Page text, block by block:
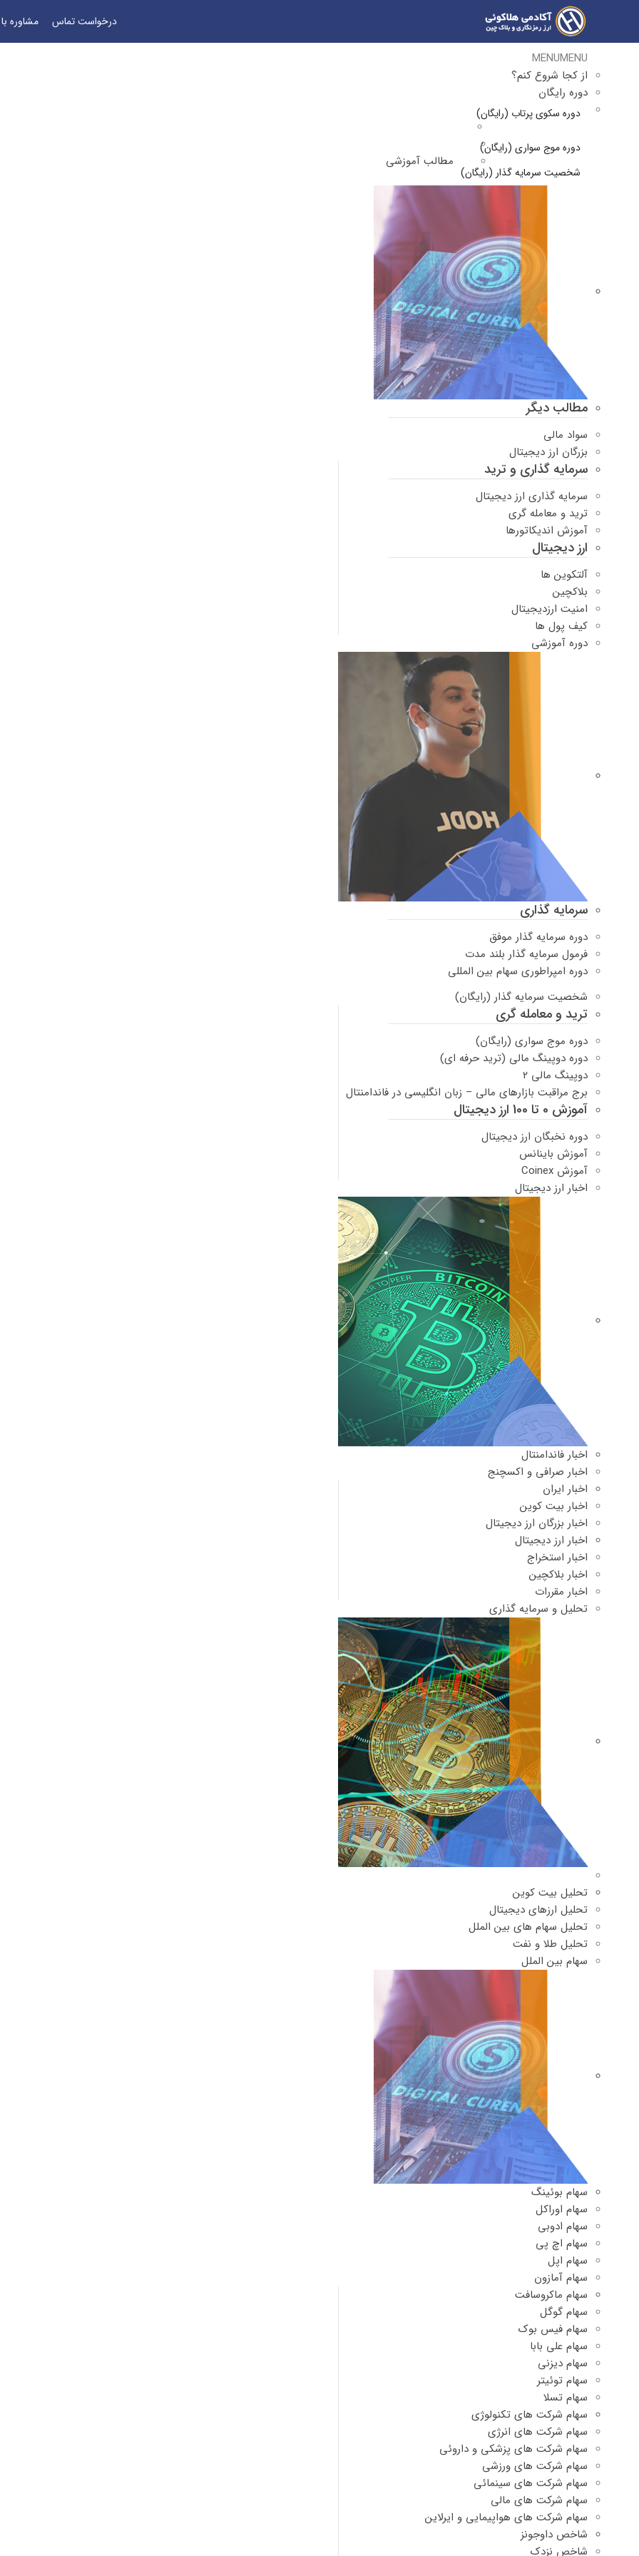
درخواست تماس مشاوره
MENUMENU
از کجا شروع کنم؟
دوره رایگان
دوره سکوی پرتاب (رایگان)
دوره موج سواری (رایگان)
شخصیت سرمایه گذار (رایگان)
مطالب آموزشی
مطالب دیگر
سواد مالی
بزرگان ارز دیجیتال
سرمایه گذاری و ترید
سرمایه گذاری ارز دیجیتال
ترید و معامله گری
آموزش اندیکاتورها
ارز دیجیتال
آلتکوین ها
بلاکچین
امنیت ارزدیجیتال
کیف پول ها
دوره‌ آموزشی
سرمایه گذاری
دوره سرمایه گذار موفق
فرمول سرمایه گذار بلند مدت
دوره امپراطوری سهام بین المللی
شخصیت سرمایه گذار (رایگان)
ترید و معامله گری
دوره موج سواری (رایگان)
دوره دوپینگ مالی (ترید حرفه ای)
دوپینگ مالی ۲
برج مراقبت بازارهای مالی – زبان انگلیسی در فاندامنتال
آموزش 0 تا 100 ارز دیجیتال
دوره نخبگان ارز دیجیتال
آموزش باینانس
آموزش Coinex
اخبار ارز دیجیتال
اخبار فاندامنتال
اخبار صرافی و اکسچنج
اخبار ایران
اخبار بیت کوین
اخبار بزرگان ارز دیجیتال
اخبار ارز دیجیتال
اخبار استخراج
اخبار بلاکچین
اخبار مقررات
تحلیل و سرمایه گذاری
تحلیل بیت کوین
تحلیل ارزهای دیجیتال
تحلیل سهام های بین الملل
تحلیل طلا و نفت
سهام بین الملل
سهام بوئینگ
سهام اوراکل
سهام ادوبی
سهام اچ پی
سهام اپل
سهام آمازون
سهام ماکروسافت
سهام گوگل
سهام فیس بوک
سهام علی بابا
سهام دیزنی
سهام توئیتر
سهام تسلا
سهام شرکت های تکنولوژی
سهام شرکت های انرژی
سهام شرکت های پزشکی و داروئی
سهام شرکت های ورزشی
سهام شرکت های سینمائی
سهام شرکت های مالی
سهام شرکت های هواپیمایی و ایرلاین
شاخص داوجونز
شاخص نزدک